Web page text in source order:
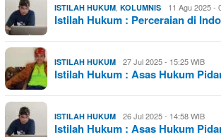
ISTILAH HUKUM KOLUMNIS 11 Agu 2025 -
Istilah Hukum : Perceraian di
ISTILAH HUKUM 27 Jul 2025 - 15:25 WIB
Istilah Hukum : Asas Hukum
ISTILAH HUKUM 26 Jul 2025 - 14:58 WIB
Istilah Hukum : Asas Hukum